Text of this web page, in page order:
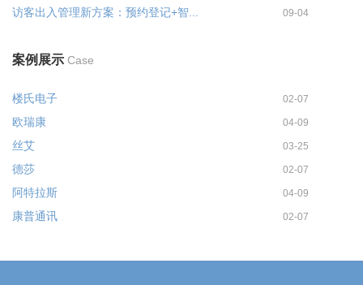
访客出入管理新方案：预约登记+智... 09-04
案例展示 Case
楼氏电子 02-07
欧瑞康 04-09
丝艾 03-25
德莎 02-07
阿特拉斯 04-09
康普通讯 02-07